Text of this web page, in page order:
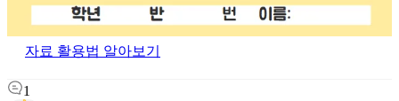
자료 활용법 알아보기
1